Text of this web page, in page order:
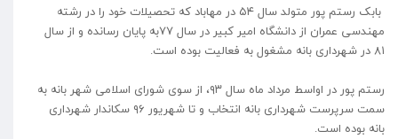
بابک رستم پور متولد سال ۵۴ در مهاباد که تحصیلات خود را در رشته
مهندسی عمران از دانشگاه امیر کبیر در سال ۷۷به پایان رسانده و از سال
۸۱ در شهرداری بانه مشغول به فعالیت بوده است‌.
رستم پور در اواسط مرداد ماه سال ۹۳، از سوی شورای اسلامی شهر بانه به
سمت سرپرست شهرداری بانه انتخاب و تا شهریور ۹۶ سکاندار شهرداری
بانه بوده است.